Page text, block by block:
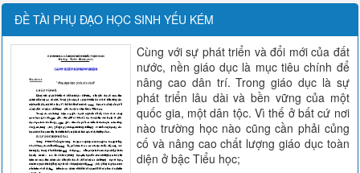
ĐỀ TÀI PHỤ ĐẠO HỌC SINH YẾU KÉM
Cùng với sự phát triển và đổi mới của đất
nước, nền giáo dục là mục tiêu chính để
nâng cao dân trí. Trong giáo dục là sự
phát triển lâu dài và bền vững của một
quốc gia, một dân tộc. Vì thế ở bất cứ nơi
nào trường học nào cũng cần phải củng
cố và nâng cao chất lượng giáo dục toàn
diện ở bậc Tiểu học;